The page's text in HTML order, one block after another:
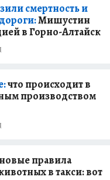
смертность и
Мишустин
в Горно-Алтайск
что происходит в
производством
правила
в такси: вот